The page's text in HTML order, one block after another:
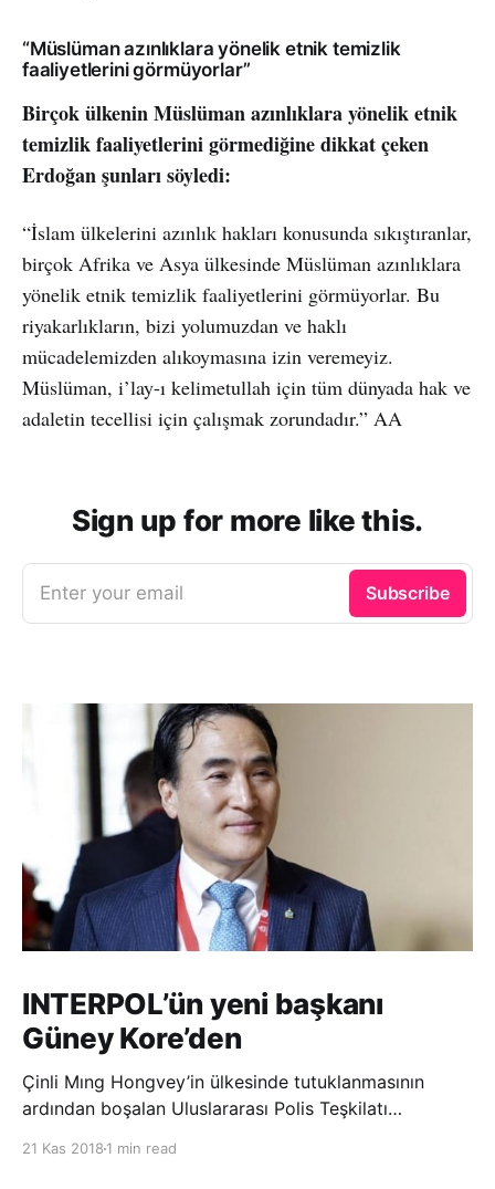
“Müslüman azınlıklara yönelik etnik temizlik
faaliyetlerini görmüyorlar”
Birçok ülkenin Müslüman azınlıklara yönelik etnik
temizlik faaliyetlerini görmediğine dikkat çeken
Erdoğan şunları söyledi:
“İslam ülkelerini azınlık hakları konusunda sıkıştıranlar,
birçok Afrika ve Asya ülkesinde Müslüman azınlıklara
yönelik etnik temizlik faaliyetlerini görmüyorlar. Bu
riyakarlıkların, bizi yolumuzdan ve haklı
mücadelemizden alıkoymasına izin veremeyiz.
Müslüman, i’lay-ı kelimetullah için tüm dünyada hak ve
adaletin tecellisi için çalışmak zorundadır.” AA
Sign up for more like this.
Enter your email Subscribe
INTERPOL’ün yeni başkanı
Güney Kore’den
Çinli Mıng Hongvey’in ülkesinde tutuklanmasının
ardından boşalan Uluslararası Polis Teşkilatı
21 Kas 2018 1 min read